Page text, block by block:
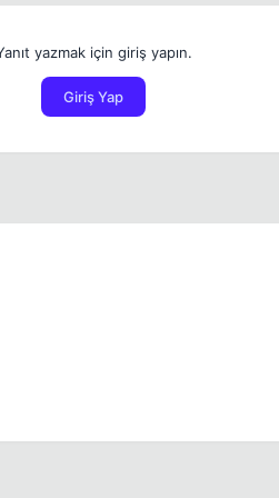
yazmak için giriş yapın.
Giriş Yap